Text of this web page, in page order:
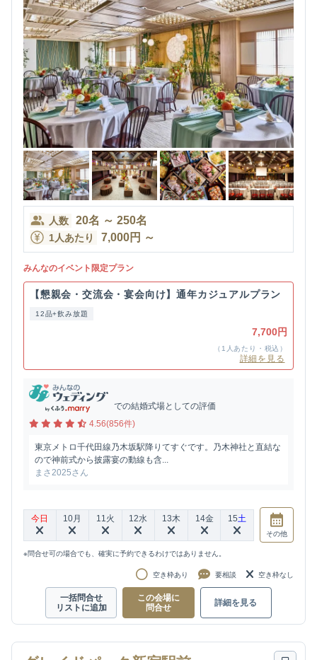
人数 20名 ～ 250名
1人あたり 7,000円 ～
みんなのイベント限定プラン
【懇親会・交流会・宴会向け】通年カジュアルプラン
12品+飲み放題
7,700円
（1人あたり・税込）
詳細を見る
での結婚式場としての評価
4.56(856件)
東京メトロ千代田線乃木坂駅降りてすぐです。乃木神社と直結な
ので神前式から披露宴の動線も含...
まさ2025さん
今日 10月 11 火 12水 13木 14金 15土
その他
※問合せ可の場合でも、確実に予約できるわけではありません。
空き枠あり 要相談 空き枠なし
一括問合せ
リストに追加
この会場に
問合せ
詳細を見る